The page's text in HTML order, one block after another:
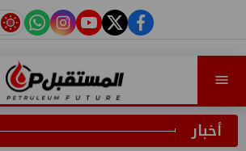
facebook
twitter
youtube
instagram
tiktok
أخبار